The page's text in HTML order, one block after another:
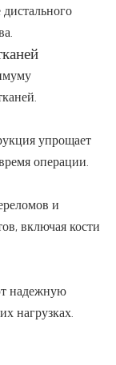
упрощает
операции.
и
включая кости
надежную
нагрузках.